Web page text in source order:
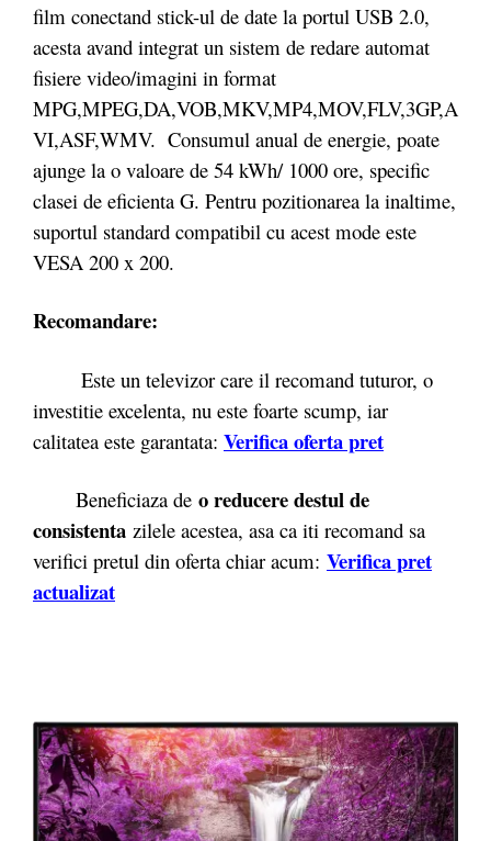
film conectand stick-ul de date la portul USB 2.0,
acesta avand integrat un sistem de redare automat
fisiere video/imagini in format
MPG,MPEG,DA,VOB,MKV,MP4,MOV,FLV,3GP,A
VI,ASF,WMV. Consumul anual de energie, poate
ajunge la o valoare de 54 kWh/ 1000 ore, specific
clasei de eficienta G. Pentru pozitionarea la inaltime,
suportul standard compatibil cu acest mode este
VESA 200 x 200.
Recomandare:
Este un televizor care il recomand tuturor, o
investitie excelenta, nu este foarte scump, iar
calitatea este garantata: Verifica oferta pret
Beneficiaza de o reducere destul de
consistenta zilele acestea, asa ca iti recomand sa
verifici pretul din oferta chiar acum: Verifica pret
actualizat